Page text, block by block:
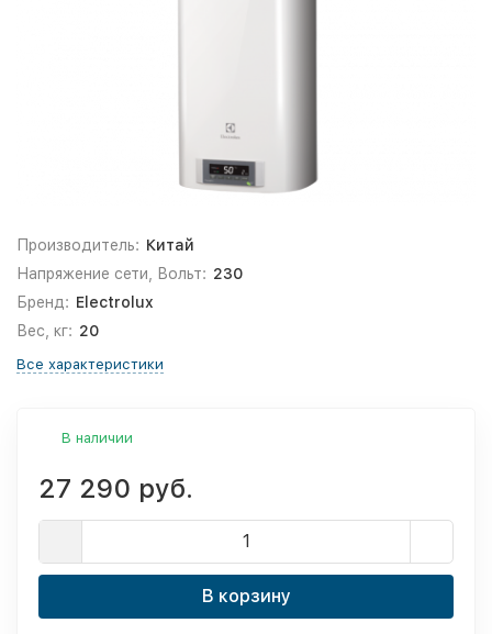
Производитель: Китай
Напряжение сети, Вольт: 230
Бренд: Electrolux
Вес, кг: 20
Все характеристики
В наличии
27 290 руб.
В корзину